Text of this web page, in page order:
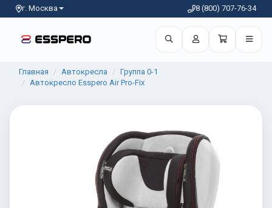
г. Москва 8 (800) 707-76-34
Главная Автокресла
Группа 0-1
Автокресло Esspero Air Pro-Fix